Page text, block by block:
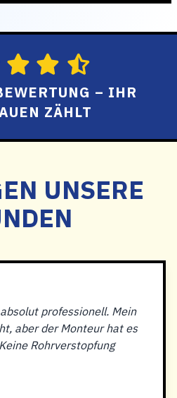
– IHR
ZÄHLT
UNSERE
professionell. Mein
aber der Monteur hat es
Rohrverstopfung